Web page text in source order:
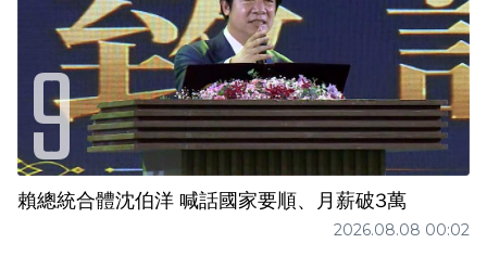
賴總統合體沈伯洋 喊話國家要順、月薪破3萬
2026.08.08 00:02